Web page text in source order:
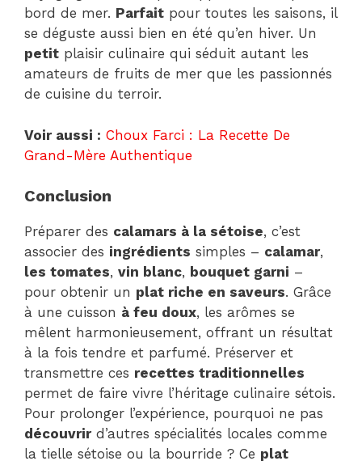
bord de mer. Parfait pour toutes les saisons, il
se déguste aussi bien en été qu’en hiver. Un
petit plaisir culinaire qui séduit autant les
amateurs de fruits de mer que les passionnés
de cuisine du terroir.
Voir aussi : Choux Farci : La Recette De
Grand-Mère Authentique
Conclusion
Préparer des calamars à la sétoise, c’est
associer des ingrédients simples – calamar,
les tomates, vin blanc, bouquet garni –
pour obtenir un plat riche en saveurs. Grâce
à une cuisson à feu doux, les arômes se
mêlent harmonieusement, offrant un résultat
à la fois tendre et parfumé. Préserver et
transmettre ces recettes traditionnelles
permet de faire vivre l’héritage culinaire sétois.
Pour prolonger l’expérience, pourquoi ne pas
découvrird’autres spécialités locales comme
la tielle sétoise ou la bourride ? Ce plat